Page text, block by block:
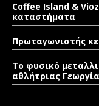
Coffee Island &
καταστήματα
Πρωταγωνιστής
Το φυσικό
αθλήτριας